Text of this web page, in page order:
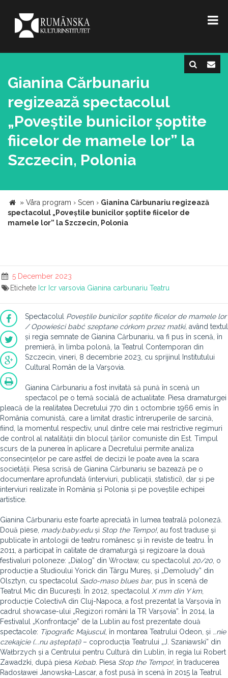
Gianina Cărbunariu
regizează spectacolul
„Poveștile bunicilor șoptite
fiicelor de mamele lor” la
Szczecin, Polonia
» Våra program › Scen › Gianina Cărbunariu regizează
spectacolul „Poveștile bunicilor șoptite fiicelor de
mamele lor” la Szczecin, Polonia
5 December 2023
Etichete Icr Icr varsovia Gianina carbunariu Teatru
Spectacolul Poveștile bunicilor șoptite fiicelor de mamele lor
/ Opowieści babć szeptane córkom przez matki, având textul
și regia semnate de Gianina Cărbunariu, va fi pus în scenă, în
premieră, în limba polonă, la Teatrul Contemporan din
Szczecin, vineri, 8 decembrie 2023, cu sprijinul Institutului
Cultural Român de la Varşovia.
Gianina Cărbunariu a fost invitată să pună în scenă un
spectacol pe o temă socială de actualitate. Piesa dramaturgei
pleacă de la realitatea Decretului 770 din 1 octombrie 1966 emis în
România comunistă, care a limitat drastic întreruperile de sarcină,
fiind, la momentul respectiv, unul dintre cele mai restrictive regimuri
de control al natalității din blocul țărilor comuniste din Est. Timpul
scurs de la punerea în aplicare a Decretului permite analiza
consecințelor pe care astfel de decizii le poate avea la scara
societății. Piesa scrisă de Gianina Cărbunariu se bazează pe o
documentare aprofundată (interviuri, publicații, statistici), dar și pe
interviuri realizate în România și Polonia și pe poveștile echipei
artistice.
Gianina Cărbunariu este foarte apreciată în lumea teatrală poloneză.
Două piese, mady.baby.eduși Stop the Tempo!, au fost traduse și
publicate în antologii de teatru românesc și în reviste de teatru. În
2011, a participat în calitate de dramaturgă și regizoare la două
festivaluri poloneze: „Dialog” din Wrocław, cu spectacolul 20/20 , o
producție a Studioului Yorick din Târgu Mureș, și „Demoludy” din
Olsztyn, cu spectacolul Sado-maso blues bar, pus în scenă de
Teatrul Mic din București. În 2012, spectacolul X mm din Y km,
producție ColectivA din Cluj-Napoca, a fost prezentat la Varșovia în
cadrul showcase-ului „Regizori români la TR Varșovia”. În 2014, la
Festivalul „Konfrontacje” de la Lublin au fost prezentate două
spectacole: Tipografic Majuscul, în montarea Teatrului Odeon, și … nie
czekajcie (...nu așteptați)– coproducția Teatrului „J. Szaniawski” din
Wałbrzych și a Centrului pentru Cultură din Lublin, în regia lui Robert
Zawadzki, după piesa Kebab . Piesa Stop the Tempo!, în traducerea
Radosławei Janowska-Lascar, a fost pusă în scenă în 2015 la Teatrul